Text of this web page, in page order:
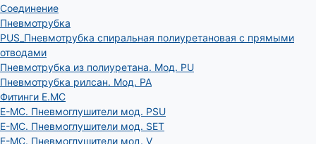
Соединение
Пневмотрубка
PUS_Пневмотрубка спиральная полиуретановая с прямыми
отводами
Пневмотрубка из полиуретана. Мод. РU
Пневмотрубка рилсан. Мод. PA
Фитинги E.MC
E-MC. Пневмоглушители мод. PSU
E-MC. Пневмоглушители мод. SET
E-MC. Пневмоглушители мод. V